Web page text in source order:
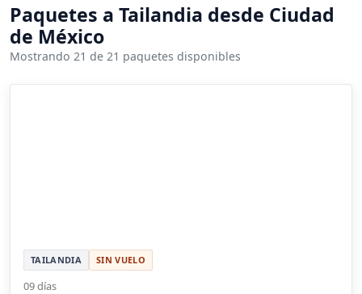
Paquetes a Tailandia desde Ciudad
de México
Mostrando 21 de 21 paquetes disponibles
TAILANDIA SIN VUELO
09 días